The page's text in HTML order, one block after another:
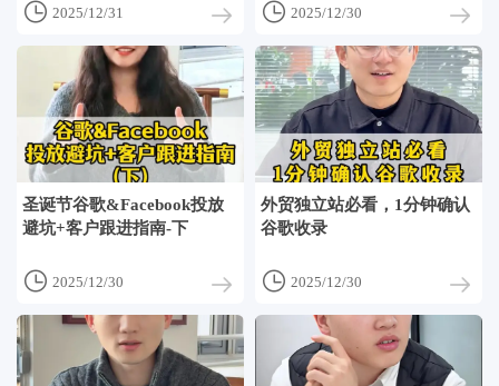
 2025/12/31  2025/12/30
圣诞节谷歌&Facebook投放
避坑+客户跟进指南-下
 2025/12/30
外贸独立站必看，1分钟确认
谷歌收录
 2025/12/30